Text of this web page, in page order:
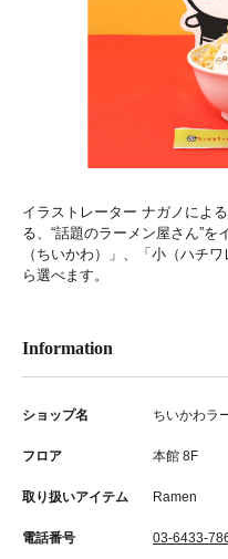
イラストレーター ナガノによ
る、“話題のラーメン屋さん”
（ちいかわ）」、「小（ハチ
ら選べます。
Information
ショップ名 ちいかわラ
フロア 本館 8F
取り扱いアイテム Ramen
電話番号 03-6433-